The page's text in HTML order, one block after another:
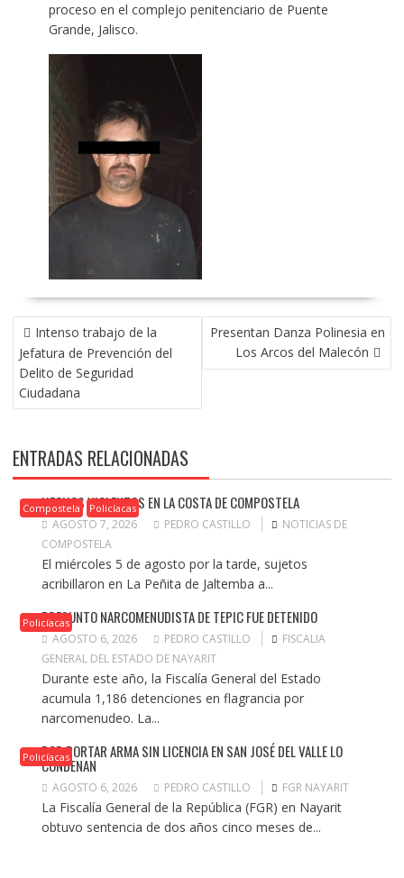
proceso en el complejo penitenciario de Puente
Grande, Jalisco.
NAVEGACIÓN
DE
ENTRADAS
Intenso trabajo de la
Jefatura de Prevención del
Delito de Seguridad
Ciudadana
Presentan Danza Polinesia en
Los Arcos del Malecón
ENTRADAS RELACIONADAS
Compostela Policíacas
HECHOS VIOLENTOS EN LA COSTA DE COMPOSTELA
AGOSTO 7, 2026 PEDRO CASTILLO
NOTICIAS DE
COMPOSTELA
El miércoles 5 de agosto por la tarde, sujetos
acribillaron en La Peñita de Jaltemba a...
Policíacas
PRESUNTO NARCOMENUDISTA DE TEPIC FUE DETENIDO
AGOSTO 6, 2026 PEDRO CASTILLO
FISCALIA
GENERAL DEL ESTADO DE NAYARIT
Durante este año, la Fiscalía General del Estado
acumula 1,186 detenciones en flagrancia por
narcomenudeo. La...
Policíacas
POR PORTAR ARMA SIN LICENCIA EN SAN JOSÉ DEL VALLE LO
CONDENAN
AGOSTO 6, 2026 PEDRO CASTILLO FGR NAYARIT
La Fiscalía General de la República (FGR) en Nayarit
obtuvo sentencia de dos años cinco meses de...